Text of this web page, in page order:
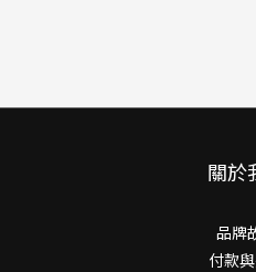
關於
品牌
付款